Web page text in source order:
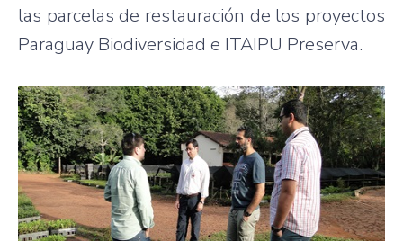
las parcelas de restauración de los proyectos
Paraguay Biodiversidad e ITAIPU Preserva.